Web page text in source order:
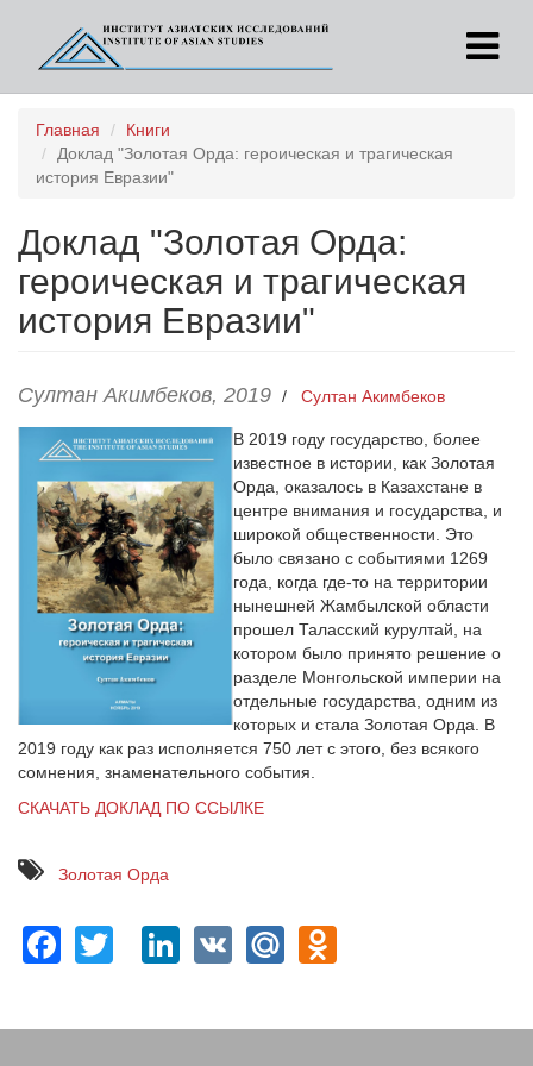
Перейти
основному
содержанию
Главная
Книги
Доклад "Золотая Орда: героическая и трагическая
история Евразии"
Доклад "Золотая Орда:
героическая и трагическая
история Евразии"
Султан Акимбеков, 2019 / Султан Акимбеков
В 2019 году государство, более
известное в истории, как Золотая
Орда, оказалось в Казахстане в
центре внимания и государства, и
широкой общественности. Это
было связано с событиями 1269
года, когда где-то на территории
нынешней Жамбылской области
прошел Таласский курултай, на
котором было принято решение о
разделе Монгольской империи на
отдельные государства, одним из
которых и стала Золотая Орда. В
2019 году как раз исполняется 750 лет с этого, без всякого
сомнения, знаменательного события.
СКАЧАТЬ ДОКЛАД ПО ССЫЛКЕ
Золотая Орда
Facebook
TwitterLinkedIn
VK Mail.Ru